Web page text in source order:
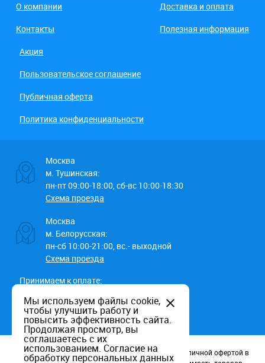
О компании
Доставка и оплата
Контакты
Полезная информация
Акция
Пользовательское соглашение
Публичная оферта
Политика конфиденциальности
Москва
м. Тушинская:
пн-пт 09:00-18:00, сб-вс 10:00-18:30
Схема проезда
Москва
м. Белорусская:
пн-сб 10:00-21:00, вс.- выходной
Схема проезда
Принимаем к оплате:
Данный информационный ресурс не является публичной офертой в
Мы используем файлы cookie,
чтобы улучшить работу и
повысить эффективность сайта.
Продолжая просмотр, вы
соглашаетесь с их
использованием. Согласие на
обработку персональных данных